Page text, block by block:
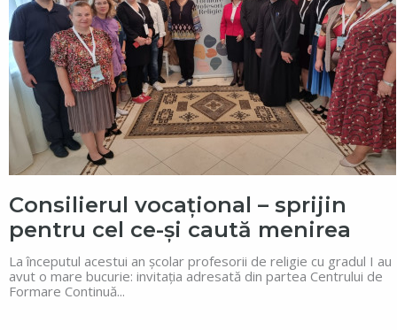
Consilierul vocațional – sprijin
pentru cel ce-și caută menirea
La începutul acestui an școlar profesorii de religie cu gradul I au
avut o mare bucurie: invitația adresată din partea Centrului de
Formare Continuă...